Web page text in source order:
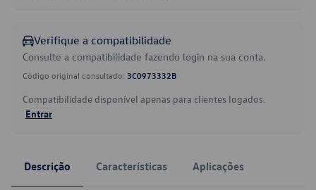
Verifique a compatibilidade
Consulte a compatibilidade fazendo login na sua conta.
Código original consultado: 3C0973332B
Compatibilidade disponível apenas para clientes logados.
Entrar
Descrição Características Aplicações